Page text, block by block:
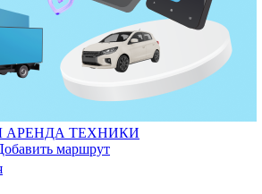
АРЕНДА ТЕХНИКИ
маршрут